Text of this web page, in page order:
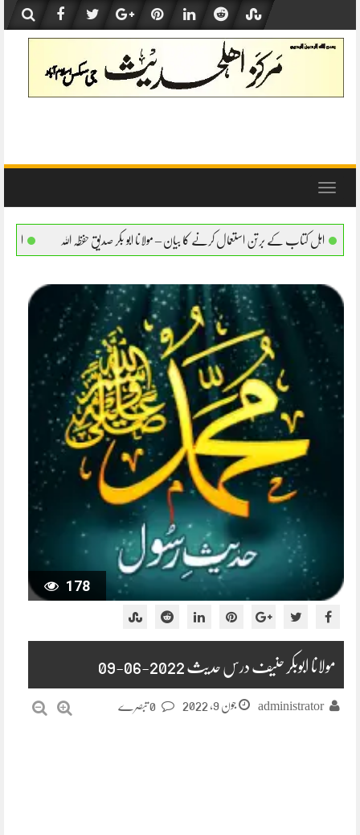
content
Toggle
کرنے کا بیان – مولانا ابو بکر صدیق حفظہ اللہ اہل کتاب کے برتن استعمال کرنے کا
178
مولانا ابوبکر حنیف درس حدیث 2022-06-09
administrator جون 9, 2022